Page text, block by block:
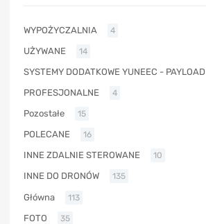
WYPOŻYCZALNIA 4
UŻYWANE 14
SYSTEMY DODATKOWE YUNEEC - PAYLOAD
PROFESJONALNE 4
Pozostałe 15
POLECANE 16
INNE ZDALNIE STEROWANE 10
INNE DO DRONÓW 135
Główna 113
FOTO 35